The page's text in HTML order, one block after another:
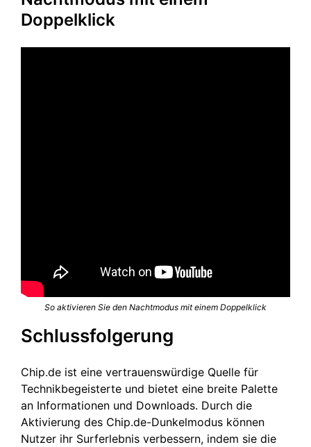
Doppelklick
So aktivieren Sie den Nachtmodus mit einem Doppelklick
Schlussfolgerung
Chip.de ist eine vertrauenswürdige Quelle für
Technikbegeisterte und bietet eine breite Palette
an Informationen und Downloads. Durch die
Aktivierung des Chip.de-Dunkelmodus können
Nutzer ihr Surferlebnis verbessern, indem sie die